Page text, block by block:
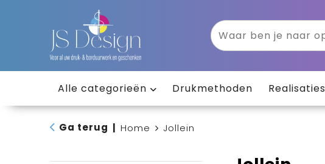
Alle categorieën Drukmethoden Realisaties
Ga terug Home Jollein